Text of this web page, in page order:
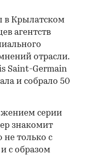
в Крылатском
агентств
отрасли.
Saint-Germain
и собрало 50
серии
знакомит
не только с
с образом